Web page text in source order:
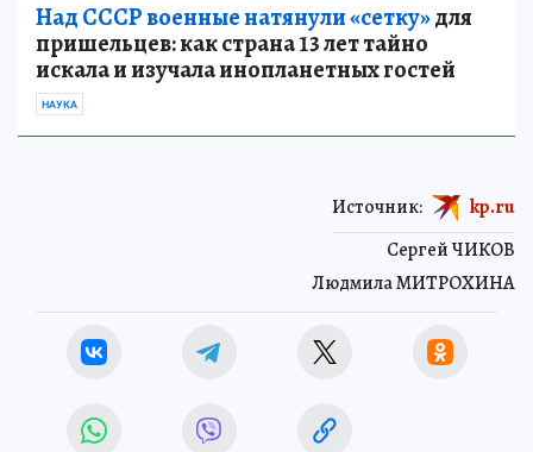
Над СССР военные натянули «сетку»для
пришельцев: как страна 13 лет тайно
искала и изучала инопланетных гостей
НАУКА
Сергей ЧИКОВ
Людмила МИТРОХИНА
Источник: kp.ru